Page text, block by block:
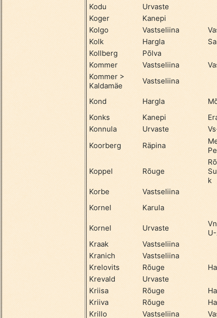
Kodu
Urvaste
Koger
Kanepi
Kolgo
Vastseliina
Kolk
Hargla
Kollberg
Põlva
Kommer
Vastseliina
Kommer >
Kaldamäe
Vastseliina
Kond Hargla
Konks
Kanepi
Konnula
Urvaste
Koorberg
Räpina
Koppel Rõuge
k
Korbe
Vastseliina
Kornel
Karula
Kornel Urvaste
Kraak
Vastseliina
Kranich
Vastseliina
Krelovits
Rõuge
Krevald
Urvaste
Kriisa
Rõuge
Kriiva
Rõuge
Krillo
Vastseliina